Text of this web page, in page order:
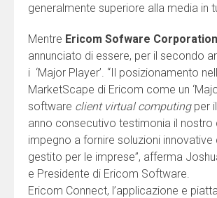
generalmente superiore alla media in
Mentre Ericom Sofware Corporation
annunciato di essere, per il secondo
i ‘Major Player’. “Il posizionamento
MarketScape di Ericom come un
software client virtual computingper
anno consecutivo testimonia il nostro
impegno a fornire soluzioni
gestito per le imprese”, afferma
e Presidente di Ericom Software.
Ericom Connect, l’applicazione e